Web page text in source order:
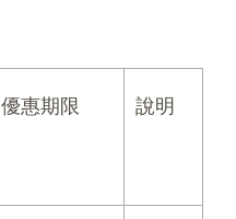
優惠期限 說明